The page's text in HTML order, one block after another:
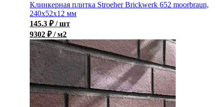
Клинкерная плитка Stroeher Brickwerk 652 moorbraun,
240x52x12 мм
145.3 ₽ / шт
9302 ₽ / м2